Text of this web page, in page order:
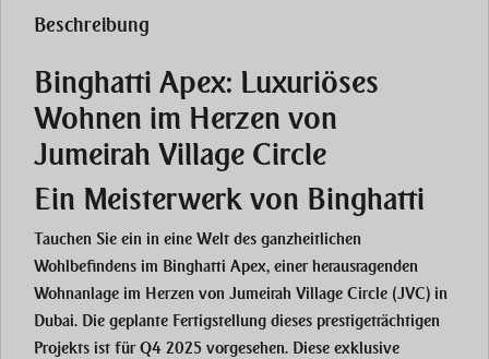
Beschreibung
Binghatti Apex: Luxuriöses
Wohnen im Herzen von
Jumeirah Village Circle
Ein Meisterwerk von Binghatti
Tauchen Sie ein in eine Welt des ganzheitlichen
Wohlbefindens im Binghatti Apex, einer herausragenden
Wohnanlage im Herzen von Jumeirah Village Circle (JVC) in
Dubai. Die geplante Fertigstellung dieses prestigeträchtigen
Projekts ist für Q4 2025 vorgesehen. Diese exklusive